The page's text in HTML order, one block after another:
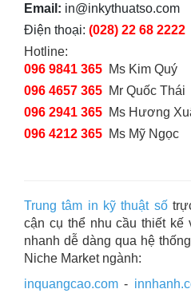
Email: in@inkythuatso.com
Điện thoại: (028) 22 68 2222
Hotline:
096 9841 365 Ms Kim Quý
096 4657 365 Mr Quốc Thái
096 2941 365 Ms Hương
096 4212 365 Ms Mỹ Ngọc
Trung tâm in kỹ thuật số
cận cụ thể nhu cầu thiết kế
nhanh dễ dàng qua hệ
Niche Market ngành:
inquangcao.com -